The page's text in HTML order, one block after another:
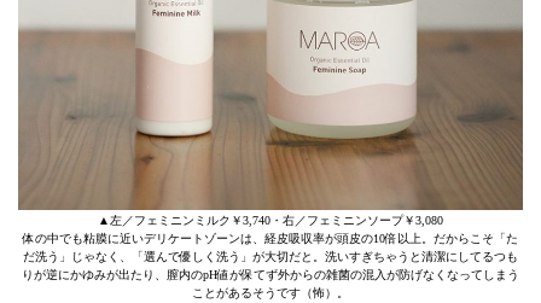
▲左／フェミニンミルク￥3,740・右／フェミニンソープ￥3,080
体の中でも粘膜に近いデリケートゾーンは、経皮吸収率が頭皮の10倍以上。だからこそ「た
だ洗う」じゃなく、「選んで優しく洗う」が大切だと。洗いすぎちゃうと清潔にしてるつも
りが逆にかゆみが出たり、膣内のpH値が保てず外からの雑菌の混入が防げなくなってしまう
ことがあるそうです（怖）。